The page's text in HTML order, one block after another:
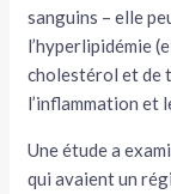
sanguins – elle
l’hyperlipidémie
cholestérol et de
l’inflammation et
Une étude a
qui avaient un